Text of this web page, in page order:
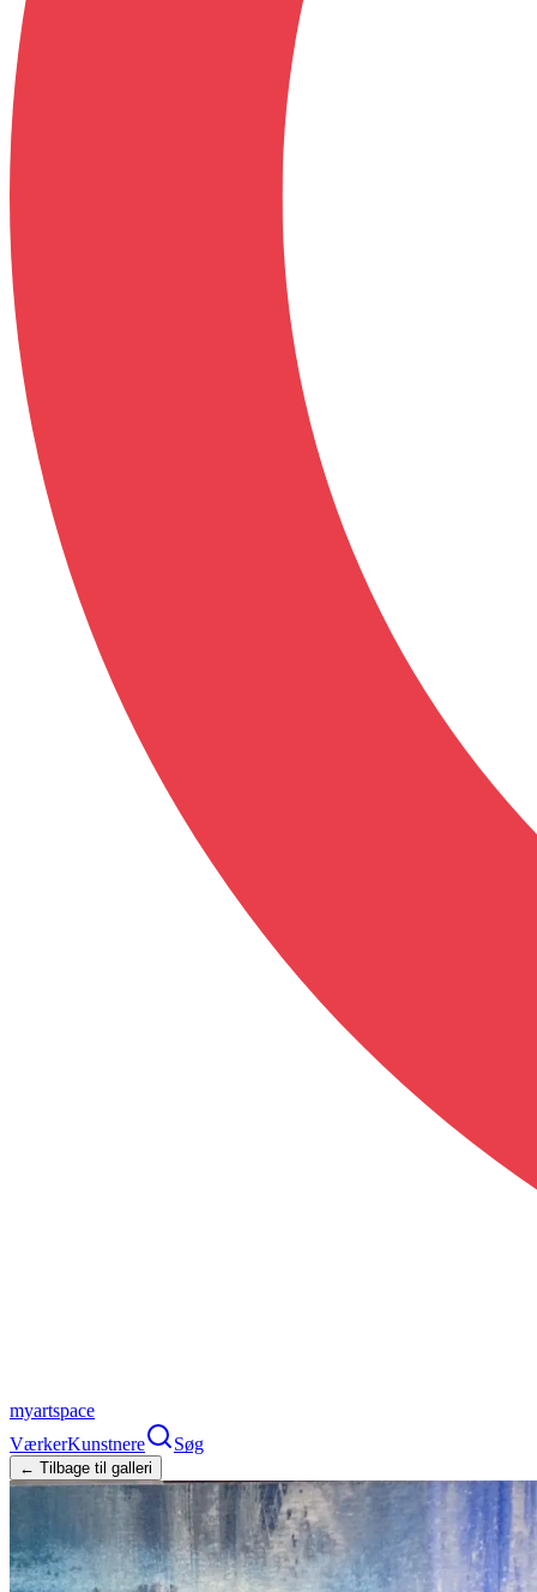
myartspace
VærkerKunstnere Søg
← Tilbage til galleri